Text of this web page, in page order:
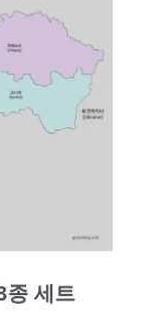
종 세트